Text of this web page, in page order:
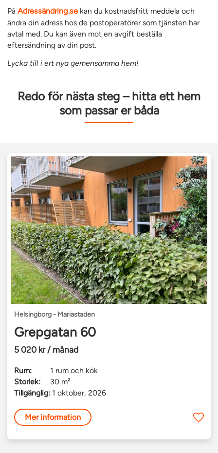
På Adressändring.se kan du kostnadsfritt meddela och
ändra din adress hos de postoperatörer som tjänsten har
avtal med. Du kan även mot en avgift beställa
eftersändning av din post.
Lycka till i ert nya gemensamma hem!
Redo för nästa steg – hitta ett hem
som passar er båda
Helsingborg - Mariastaden
Grepgatan 60
5 020 kr / månad
Rum:
1 rum och kök
Storlek:
30 m²
Tillgänglig: 1 oktober, 2026
Mer information